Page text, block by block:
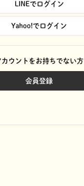
LINEでログイン
Yahoo!でログイン
カウントをお持ちでない方
会員登録